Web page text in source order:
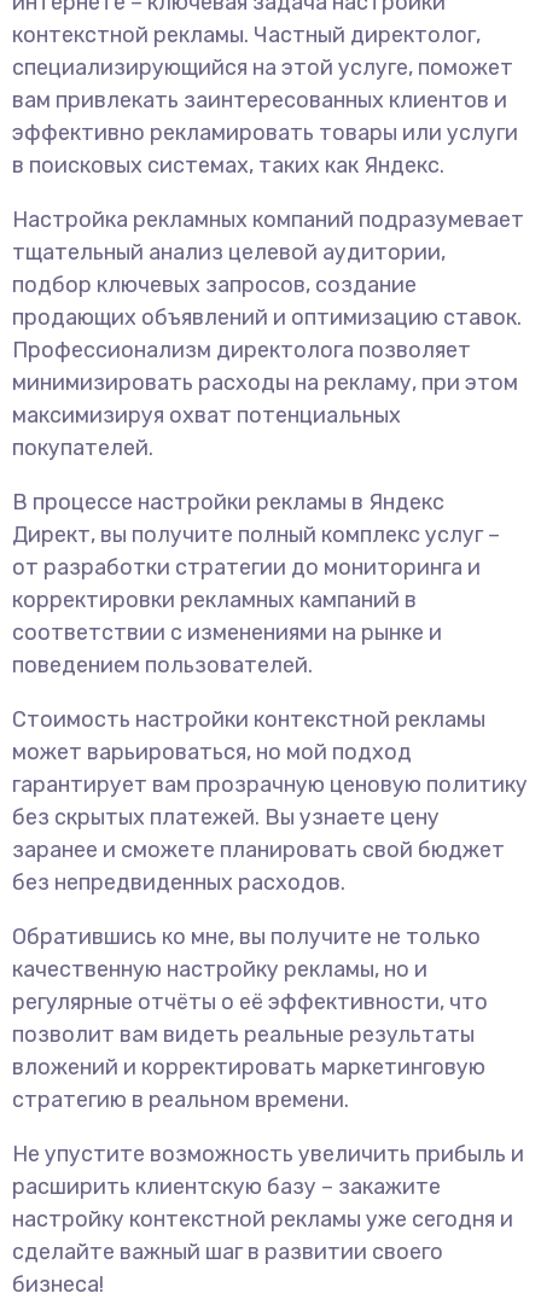
контекстной рекламы. Частный директолог,
специализирующийся на этой услуге, поможет
вам привлекать заинтересованных клиентов и
эффективно рекламировать товары или услуги
в поисковых системах, таких как Яндекс.
Настройка рекламных компаний подразумевает
тщательный анализ целевой аудитории,
подбор ключевых запросов, создание
продающих объявлений и оптимизацию ставок.
Профессионализм директолога позволяет
минимизировать расходы на рекламу, при этом
максимизируя охват потенциальных
покупателей.
В процессе настройки рекламы в Яндекс
Директ, вы получите полный комплекс услуг –
от разработки стратегии до мониторинга и
корректировки рекламных кампаний в
соответствии с изменениями на рынке и
поведением пользователей.
Стоимость настройки контекстной рекламы
может варьироваться, но мой подход
гарантирует вам прозрачную ценовую политику
без скрытых платежей. Вы узнаете цену
заранее и сможете планировать свой бюджет
без непредвиденных расходов.
Обратившись ко мне, вы получите не только
качественную настройку рекламы, но и
регулярные отчёты о её эффективности, что
позволит вам видеть реальные результаты
вложений и корректировать маркетинговую
стратегию в реальном времени.
Не упустите возможность увеличить прибыль и
расширить клиентскую базу – закажите
настройку контекстной рекламы уже сегодня и
сделайте важный шаг в развитии своего
бизнеса!